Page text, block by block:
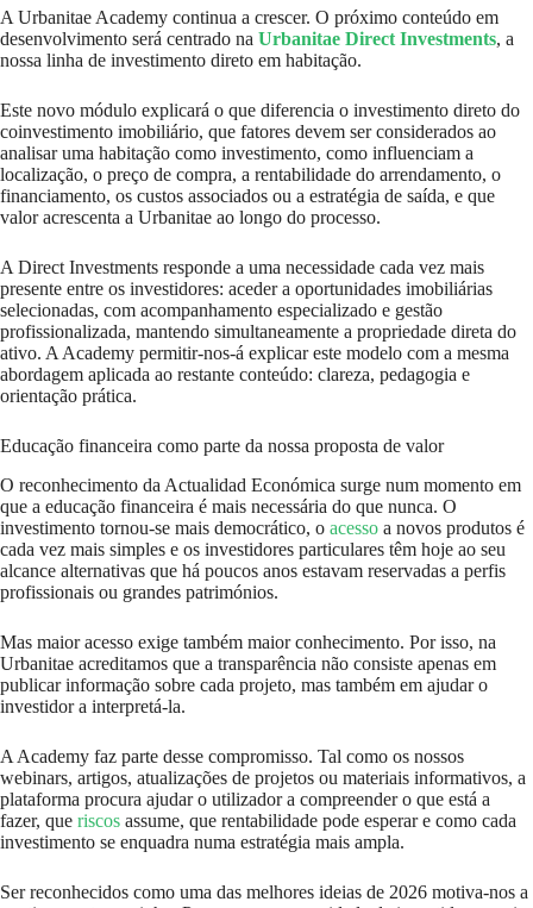
A Urbanitae Academy continua a crescer. O próximo conteúdo em
desenvolvimento será centrado na Urbanitae Direct Investments, a
nossa linha de investimento direto em habitação.
Este novo módulo explicará o que diferencia o investimento direto do
coinvestimento imobiliário, que fatores devem ser considerados ao
analisar uma habitação como investimento, como influenciam a
localização, o preço de compra, a rentabilidade do arrendamento, o
financiamento, os custos associados ou a estratégia de saída, e que
valor acrescenta a Urbanitae ao longo do processo.
A Direct Investments responde a uma necessidade cada vez mais
presente entre os investidores: aceder a oportunidades imobiliárias
selecionadas, com acompanhamento especializado e gestão
profissionalizada, mantendo simultaneamente a propriedade direta do
ativo. A Academy permitir-nos-á explicar este modelo com a mesma
abordagem aplicada ao restante conteúdo: clareza, pedagogia e
orientação prática.
Educação financeira como parte da nossa proposta de valor
O reconhecimento da Actualidad Económica surge num momento em
que a educação financeira é mais necessária do que nunca. O
investimento tornou-se mais democrático, o acesso a novos produtos é
cada vez mais simples e os investidores particulares têm hoje ao seu
alcance alternativas que há poucos anos estavam reservadas a perfis
profissionais ou grandes patrimónios.
Mas maior acesso exige também maior conhecimento. Por isso, na
Urbanitae acreditamos que a transparência não consiste apenas em
publicar informação sobre cada projeto, mas também em ajudar o
investidor a interpretá-la.
A Academy faz parte desse compromisso. Tal como os nossos
webinars, artigos, atualizações de projetos ou materiais informativos, a
plataforma procura ajudar o utilizador a compreender o que está a
fazer, que riscos assume, que rentabilidade pode esperar e como cada
investimento se enquadra numa estratégia mais ampla.
Ser reconhecidos como uma das melhores ideias de 2026 motiva-nos a